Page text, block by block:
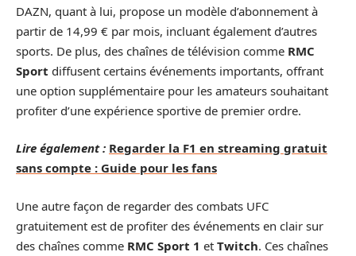
DAZN, quant à lui, propose un modèle d’abonnement à
partir de 14,99 € par mois, incluant également d’autres
sports. De plus, des chaînes de télévision comme RMC
Sport diffusent certains événements importants, offrant
une option supplémentaire pour les amateurs souhaitant
profiter d’une expérience sportive de premier ordre.
Lire également : Regarder la F1 en streaming gratuit
sans compte : Guide pour les fans
Une autre façon de regarder des combats UFC
gratuitement est de profiter des événements en clair sur
des chaînes comme RMC Sport 1 et Twitch. Ces chaînes